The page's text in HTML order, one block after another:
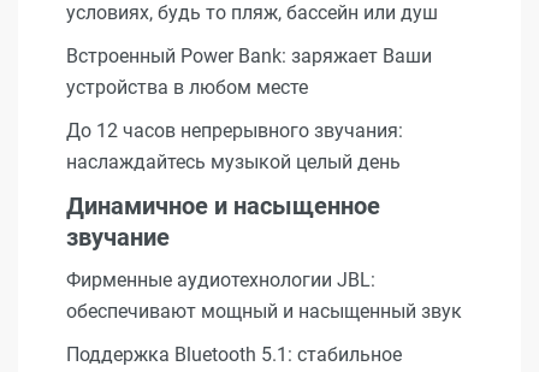
условиях, будь то пляж, бассейн или душ
Встроенный Power Bank: заряжает Ваши
устройства в любом месте
До 12 часов непрерывного звучания:
наслаждайтесь музыкой целый день
Динамичное и насыщенное
звучание
Фирменные аудиотехнологии JBL:
обеспечивают мощный и насыщенный звук
Поддержка Bluetooth 5.1: стабильное